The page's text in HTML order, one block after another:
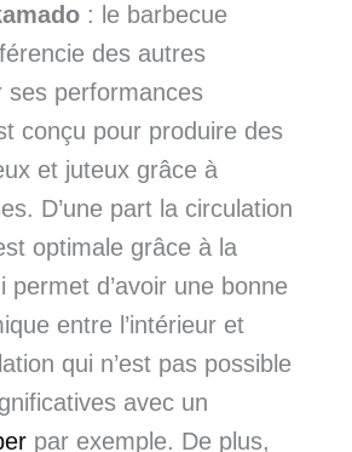
: le barbecue
des autres
ses performances
conçu pour produire des
et juteux grâce à
D’une part la circulation
optimale grâce à la
permet d’avoir une bonne
entre l’intérieur et
qui n’est pas possible
avec un
par exemple. De plus,